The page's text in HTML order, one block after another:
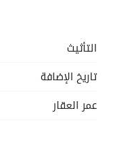
التأثيث
تاريخ الإضافة
عمر العقار